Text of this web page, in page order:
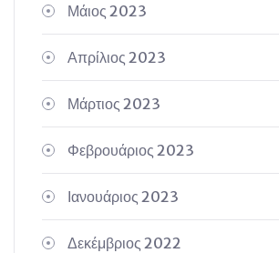
Μάιος 2023
Απρίλιος 2023
Μάρτιος 2023
Φεβρουάριος 2023
Ιανουάριος 2023
Δεκέμβριος 2022